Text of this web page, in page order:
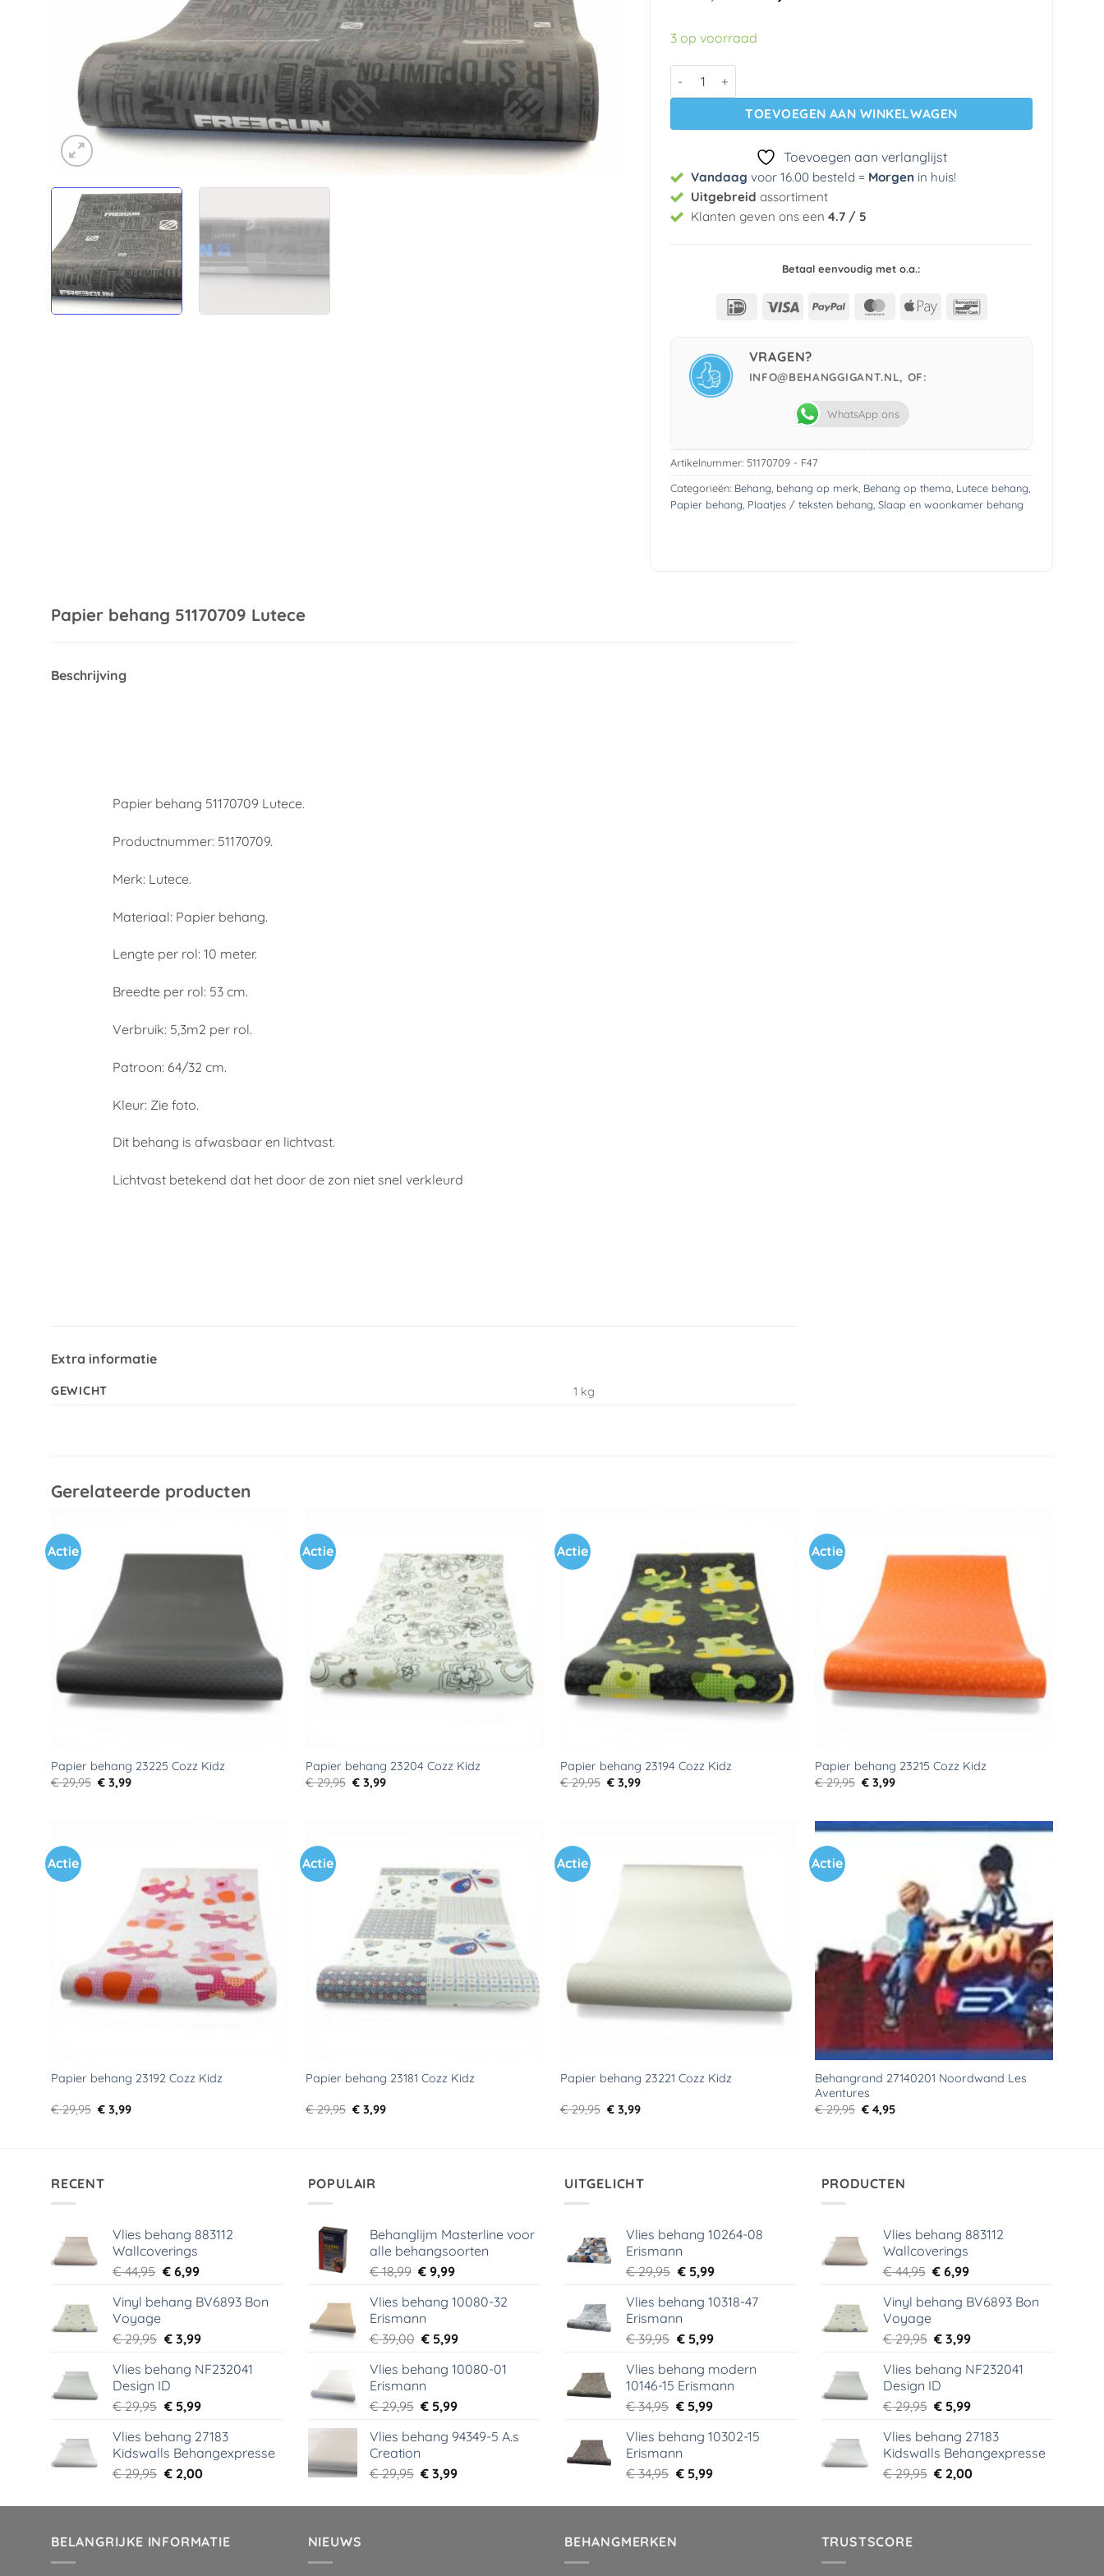
prijs
was:
€ 29,95.
3 op voorraad
Papier behang 51170709 Lutece aantal
TOEVOEGEN AAN WINKELWAGEN
Toevoegen aan verlanglijst
Vandaag voor 16.00 besteld = Morgen in huis!
Uitgebreid assortiment
Klanten geven ons een 4.7 / 5
Betaal eenvoudig met o.a.:
IDeal Visa PayPal MasterCard
Apple
VRAGEN?
INFO@BEHANGGIGANT.NL, OF:
WhatsApp ons
Artikelnummer: 51170709 - F47
Categorieën: Behang behang op merk Behang op thema Lutece behang
Papier behang Plaatjes / teksten behang Slaap en woonkamer behang
Papier behang 51170709 Lutece
Beschrijving
Papier behang 51170709 Lutece.
Productnummer: 51170709.
Merk: Lutece.
Materiaal: Papier behang.
Lengte per rol: 10 meter.
Breedte per rol: 53 cm.
Verbruik: 5,3m2 per rol.
Patroon: 64/32 cm.
Kleur: Zie foto.
Dit behang is afwasbaar en lichtvast.
Lichtvast betekend dat het door de zon niet snel verkleurd
Extra informatie
GEWICHT 1 kg
Gerelateerde producten
Actie
Toevoegen
aan
verlanglijst
Papier behang 23225 Cozz Kidz
€29,95 Oorspronkelijke
€ 3,99Huidige
Actie
Toevoegen
aan
verlanglijst
Papier behang 23204 Cozz Kidz
€29,95 Oorspronkelijke
€ 3,99Huidige
Actie
Toevoegen
aan
verlanglijst
Papier behang 23194 Cozz Kidz
€29,95 Oorspronkelijke
€ 3,99Huidige
Actie
Toevoegen
aan
verlanglijst
Papier behang 23215 Cozz Kidz
€29,95 Oorspronkelijke
€ 3,99Huidige
Actie
Toevoegen
verlanglijst
Papier behang 23192 Cozz Kidz
€29,95 Oorspronkelijke
prijs
€ 3,99Huidige
Actie
Toevoegen
aan
verlanglijst
Papier behang 23181 Cozz Kidz
€29,95 Oorspronkelijke
prijs
€ 3,99Huidige
Actie
Toevoegen
Papier behang 23221 Cozz Kidz
€29,95 Oorspronkelijke
prijs
€ 3,99Huidige
Actie
Toevoegen
aan
verlanglijst
Behangrand 27140201 Noordwand Les
Aventures
€29,95 Oorspronkelijke
prijs
€ 4,95Huidige
RECENT
Vlies behang 883112
Wallcoverings
€44,95 Oorspronkelijke
was:
€6,99Huidige
is:
Vinyl behang BV6893 Bon
Voyage
€29,95 Oorspronkelijke
was:
€ 29,95.
€3,99Huidige
is:
Vlies behang NF232041
Design ID
€29,95 Oorspronkelijke
was:
€ 29,95.
€5,99Huidige
is:
€ 5,99.
Vlies behang 27183
Kidswalls Behangexpresse
€29,95 Oorspronkelijke
was:
€2,00Huidige
is:
POPULAIR
Behanglijm Masterline voor
alle behangsoorten
€18,99 Oorspronkelijke
was:
€ 18,99.
€ 9,99Huidige
is:
Vlies behang 10080-32
Erismann
€39,00 Oorspronkelijke
was:
€ 39,00.
€ 5,99Huidige
is:
Vlies behang 10080-01
Erismann
€29,95 Oorspronkelijke
was:
€ 5,99Huidige
is:
Vlies behang 94349-5 A.s
Creation
€29,95 Oorspronkelijke
was:
€ 3,99Huidige
is:
UITGELICHT
Vlies behang 10264-08
Erismann
€29,95 Oorspronkelijke
was:
€ 29,95.
€5,99Huidige
is:
Vlies behang 10318-47
Erismann
€39,95 Oorspronkelijke
was:
€ 39,95.
€5,99Huidige
is:
€ 5,99.
Vlies behang modern
10146-15 Erismann
€34,95 Oorspronkelijke
was:
€ 34,95.
€5,99Huidige
is:
Vlies behang 10302-15
Erismann
€34,95 Oorspronkelijke
was:
€5,99Huidige
is:
PRODUCTEN
Vlies behang 883112
Wallcoverings
€44,95 Oorspronkelijke
was:
€ 6,99Huidige
is:
Vinyl behang BV6893 Bon
Voyage
€29,95 Oorspronkelijke
was:
€ 29,95.
€ 3,99Huidige
is:
Vlies behang NF232041
Design ID
€29,95 Oorspronkelijke
was:
€ 29,95.
€ 5,99Huidige
is:
€ 5,99.
Vlies behang 27183
Kidswalls Behangexpresse
€29,95 Oorspronkelijke
was:
€ 2,00Huidige
is:
BELANGRIJKE INFORMATIE
NIEUWS BEHANGMERKEN TRUSTSCORE